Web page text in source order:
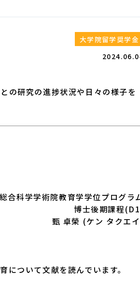
大学院留学奨学金
の研究の進捗状況や日々の様子を
育学学位プログラ
程
クエイ
ついて文献を読んでいます。